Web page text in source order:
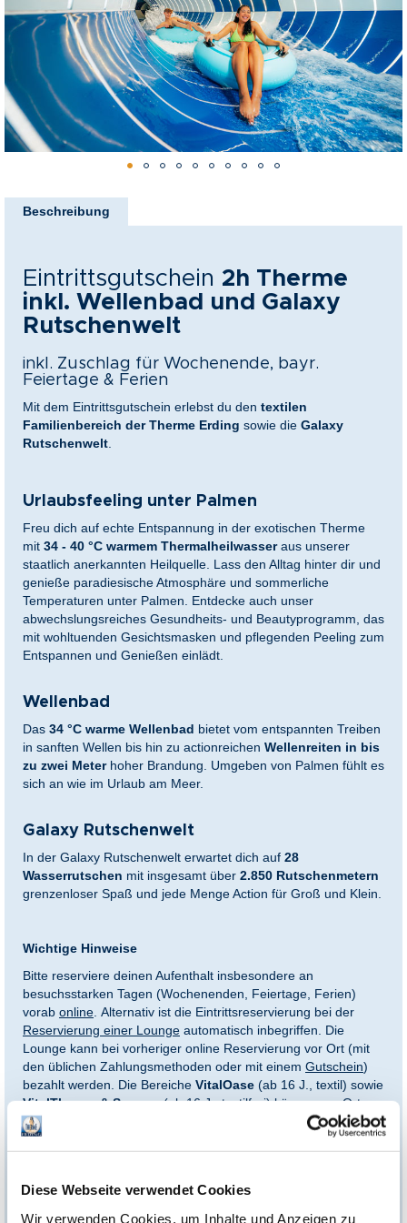
Diese Webseite verwendet Cookies
Wir verwenden Cookies, um Inhalte und Anzeigen zu
Anfang
Beschreibung
Eintrittsgutschein 2h Therme
inkl. Wellenbad und Galaxy
Rutschenwelt
inkl. Zuschlag für Wochenende, bayr.
Feiertage & Ferien
Mit dem Eintrittsgutschein erlebst du den textilen
Familienbereich der Therme Erding sowie die Galaxy
Rutschenwelt.
Urlaubsfeeling unter Palmen
Freu dich auf echte Entspannung in der exotischen Therme
mit 34 - 40 °C warmem Thermalheilwasseraus unserer
staatlich anerkannten Heilquelle. Lass den Alltag hinter dir und
genieße paradiesische Atmosphäre und sommerliche
Temperaturen unter Palmen. Entdecke auch unser
abwechslungsreiches Gesundheits- und Beautyprogramm, das
mit wohltuenden Gesichtsmasken und pflegenden Peeling zum
Entspannen und Genießen einlädt.
Wellenbad
Das 34 °C warme Wellenbad bietet vom entspannten Treiben
in sanften Wellen bis hin zu actionreichen Wellenreiten in bis
zu zwei Meter hoher Brandung. Umgeben von Palmen fühlt es
sich an wie im Urlaub am Meer.
Galaxy Rutschenwelt
In der Galaxy Rutschenwelt erwartet dich auf 28
Wasserrutschen mit insgesamt über 2.850 Rutschenmetern
grenzenloser Spaß und jede Menge Action für Groß und Klein.
Wichtige Hinweise
Bitte reserviere deinen Aufenthalt insbesondere an
besuchsstarken Tagen (Wochenenden, Feiertage, Ferien)
vorab online. Alternativ ist die Eintrittsreservierung bei der
Reservierung einer Lounge automatisch inbegriffen. Die
Lounge kann bei vorheriger online Reservierung vor Ort (mit
den üblichen Zahlungsmethoden oder mit einem Gutschein)
bezahlt werden. Die Bereiche VitalOase (ab 16 J., textil) sowie
VitalTherme & Saunen(ab 16 J., textilfrei) können vor Ort
gegen Aufpreis dazugebucht werden.
für Paare
für Familien